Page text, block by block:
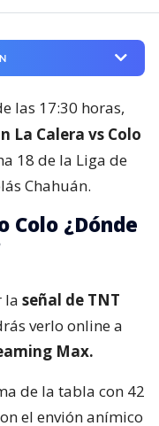
las 17:30 horas,
La Calera vs Colo
18 de la Liga de
Chahuán.
Colo ¿Dónde
la señal de TNT
verlo online a
Max.
de la tabla con 42
el envión anímico